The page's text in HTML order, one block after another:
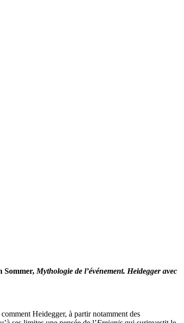
Sommer, Mythologie de l’événement. Heidegger avec
Heidegger, à partir notamment des